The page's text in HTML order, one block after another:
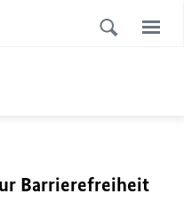
Barrierefreiheit